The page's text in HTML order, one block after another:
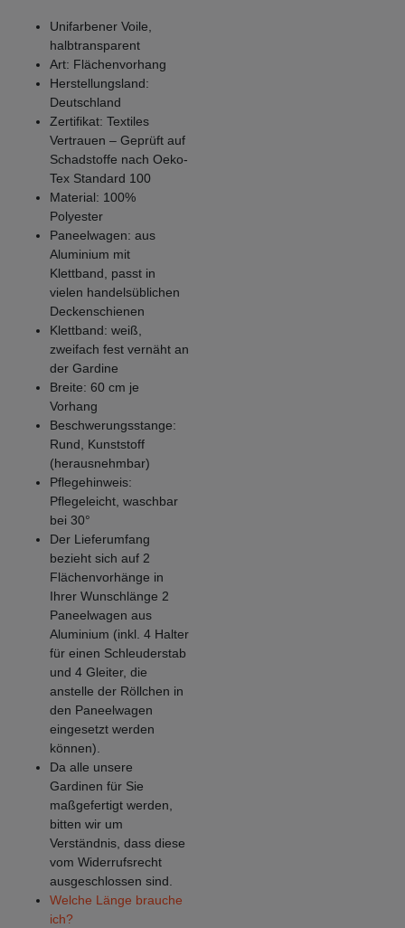
Unifarbener Voile,
halbtransparent
Art: Flächenvorhang
Herstellungsland:
Deutschland
Zertifikat: Textiles
Vertrauen – Geprüft auf
Schadstoffe nach Oeko-
Tex Standard 100
Material: 100%
Polyester
Paneelwagen: aus
Aluminium mit
Klettband, passt in
vielen handelsüblichen
Deckenschienen
Klettband: weiß,
zweifach fest vernäht an
der Gardine
Breite: 60 cm je
Vorhang
Beschwerungsstange:
Rund, Kunststoff
(herausnehmbar)
Pflegehinweis:
Pflegeleicht, waschbar
bei 30°
Der Lieferumfang
bezieht sich auf 2
Flächenvorhänge in
Ihrer Wunschlänge 2
Paneelwagen aus
Aluminium (inkl. 4 Halter
für einen Schleuderstab
und 4 Gleiter, die
anstelle der Röllchen in
den Paneelwagen
eingesetzt werden
können).
Da alle unsere
Gardinen für Sie
maßgefertigt werden,
bitten wir um
Verständnis, dass diese
vom Widerrufsrecht
ausgeschlossen sind.
Welche Länge brauche
ich?